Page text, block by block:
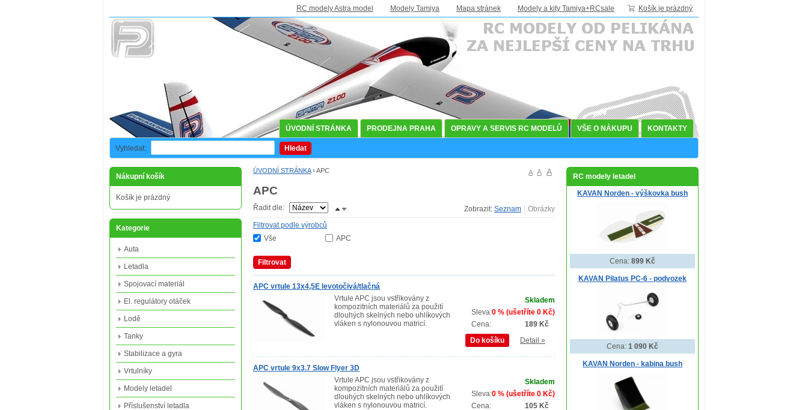
Košík je prázdný
RC modely Astra model Modely Tamiya Mapa stránek Modely a kity Tamiya+RCsale
Vyhledat: Hledat
ÚVODNÍ STRÁNKA PRODEJNA PRAHA OPRAVY A SERVIS RC MODELŮ VŠE O NÁKUPU KONTAKTY
A A A
ÚVODNÍ STRÁNKA › APC
APC
Zobrazit:
Řadit dle:
Filtrovat podle výrobců
Vše
APC
Filtrovat
APC vrtule 13x4,5E levotočivá/tlačná
Skladem
0 % (ušetříte 0 Kč)
Sleva:
189 Kč
Cena:
Do košíku
Detail »
Vrtule APC jsou vstřikovány z
kompozitních materiálů za použití
dlouhých skelných nebo uhlíkových
vláken s nylonouvou matricí.
APC vrtule 9x3.7 Slow Flyer 3D
Skladem
0 % (ušetříte 0 Kč)
Sleva:
105 Kč
Cena:
Vrtule APC jsou vstřikovány z
kompozitních materiálů za použití
dlouhých skelných nebo uhlíkových
vláken s nylonouvou matricí.
Nákupní košík
Košík je prázdný
Kategorie
Auta
Letadla
Spojovací materiál
El. regulátory otáček
Lodě
Tanky
Stabilizace a gyra
Vrtulníky
Modely letadel
Příslušenství letadla
RC modely letadel
KAVAN Norden - výškovka bush
Cena: 899 Kč
KAVAN Pilatus PC-6 - podvozek
Cena: 1 090 Kč
KAVAN Norden - kabina bush